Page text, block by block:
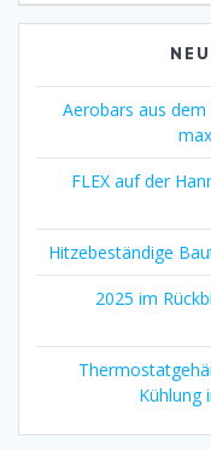
Aerobars aus
FLEX auf der
Hitzebeständige
2025 im
Kühlung